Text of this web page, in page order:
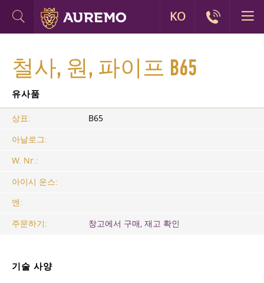
철사, 원, 파이프 В65
유사품
상표:
B65
아날로그:
W. Nr.:
아이시 운스:
엔:
주문하기:
창고에서 구매, 재고 확인
기술 사양
KO